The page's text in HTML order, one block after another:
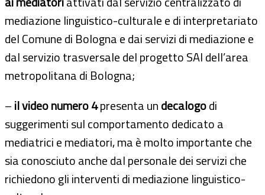
mediazione linguistico-culturale e di interpretariato
del Comune di Bologna e dai servizi di mediazione e
dal servizio trasversale del progetto SAI dell’area
metropolitana di Bologna;
–il video numero 4presenta undecalogodi
suggerimenti sul comportamento dedicato a
mediatrici e mediatori, ma è molto importante che
sia conosciuto anche dal personale dei servizi che
richiedono gli interventi di mediazione linguistico-